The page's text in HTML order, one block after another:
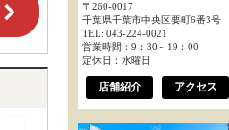
〒260-0017
千葉県千葉市中央区要町6番3号
TEL: 043-224-0021
営業時間：9：30～19：00
定休日：水曜日
店舗紹介 アクセス